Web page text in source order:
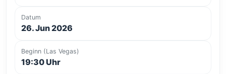
Datum
26. Jun 2026
Beginn (Las Vegas)
19:30 Uhr